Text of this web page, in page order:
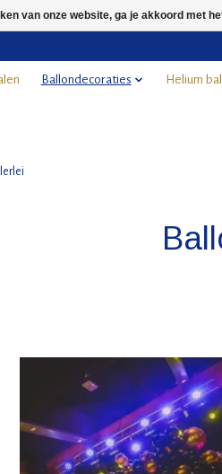
Ballondecoraties Helium
van onze website, ga je akkoord met